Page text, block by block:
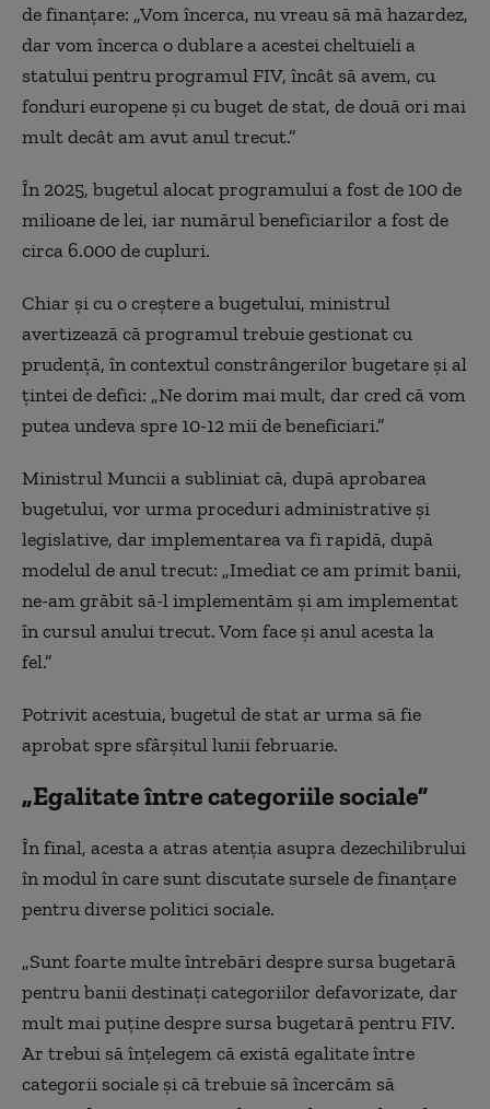
de finanțare: „Vom încerca, nu vreau să mă hazardez,
dar vom încerca o dublare a acestei cheltuieli a
statului pentru programul FIV, încât să avem, cu
fonduri europene și cu buget de stat, de două ori mai
mult decât am avut anul trecut.”
În 2025, bugetul alocat programului a fost de 100 de
milioane de lei, iar numărul beneficiarilor a fost de
circa 6.000 de cupluri.
Chiar și cu o creștere a bugetului, ministrul
avertizează că programul trebuie gestionat cu
prudență, în contextul constrângerilor bugetare și al
țintei de defici: „Ne dorim mai mult, dar cred că vom
putea undeva spre 10-12 mii de beneficiari.”
Ministrul Muncii a subliniat că, după aprobarea
bugetului, vor urma proceduri administrative și
legislative, dar implementarea va fi rapidă, după
modelul de anul trecut: „Imediat ce am primit banii,
ne-am grăbit să-l implementăm și am implementat
în cursul anului trecut. Vom face și anul acesta la
fel.”
Potrivit acestuia, bugetul de stat ar urma să fie
aprobat spre sfârșitul lunii februarie.
„Egalitate între categoriile sociale”
În final, acesta a atras atenția asupra dezechilibrului
în modul în care sunt discutate sursele de finanțare
pentru diverse politici sociale.
„Sunt foarte multe întrebări despre sursa bugetară
pentru banii destinați categoriilor defavorizate, dar
mult mai puține despre sursa bugetară pentru FIV.
Ar trebui să înțelegem că există egalitate între
categorii sociale și că trebuie să încercăm să